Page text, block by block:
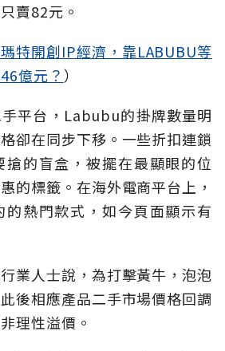
賣82元。
特開創IP經濟，靠LABUBU等
億元？ ）
平台，Labubu的掛牌數量明
卻在同步下移。一些折扣連鎖
搶的盲盒，被擺在最顯眼的位
的標籤。在海外電商平台上，
的熱門款式，如今頁面顯示有
業人士說，為打擊黃牛，泡泡
後相應產品二手市場價格回調
理性溢價。